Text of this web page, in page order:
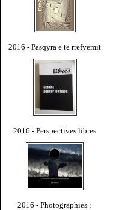
2016 - Pasqyra e te rrefyemit
2016 - Perspectives libres
2016 - Photographies :